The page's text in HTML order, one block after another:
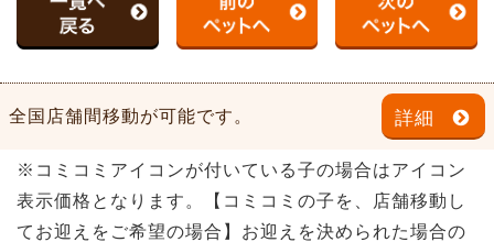
全国店舗間移動が可能です。 詳細
※コミコミアイコンが付いている子の場合はアイコン
表示価格となります。【コミコミの子を、店舗移動し
てお迎えをご希望の場合】お迎えを決められた場合の